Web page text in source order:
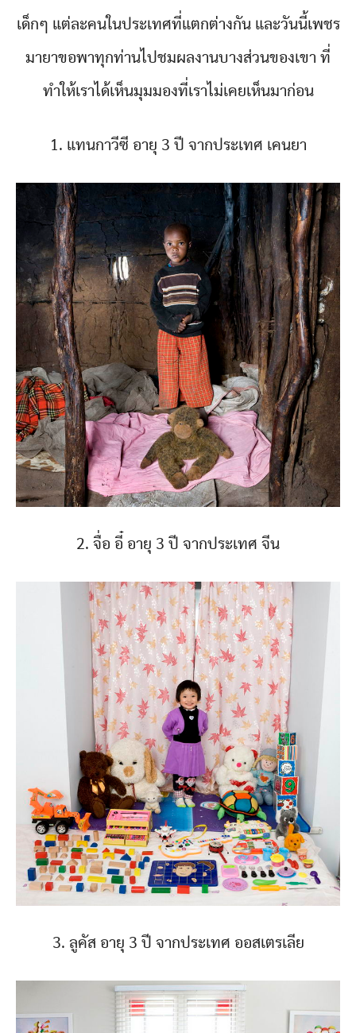
เด็กๆ แต่ละคนในประเทศที่แตกต่างกัน และวันนี้เพชร
มายาขอพาทุกท่านไปชมผลงานบางส่วนของเขา ที่
ทำให้เราได้เห็นมุมมองที่เราไม่เคยเห็นมาก่อน
1. แทนกาวีซี อายุ 3 ปี จากประเทศ เคนยา
2. จื่อ อี๋ อายุ 3 ปี จากประเทศ จีน
3. ลูคัส อายุ 3 ปี จากประเทศ ออสเตรเลีย